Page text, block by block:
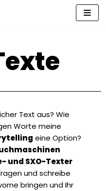
Text aus? Wie
Worte meine
eine Option?
und SXO-Texter
und schreibe
bringen und Ihr